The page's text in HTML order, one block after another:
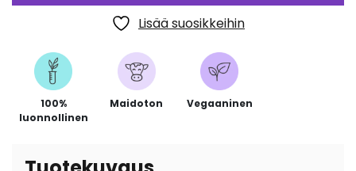
Lisää suosikkeihin
100%
luonnollinen
Maidoton Vegaaninen